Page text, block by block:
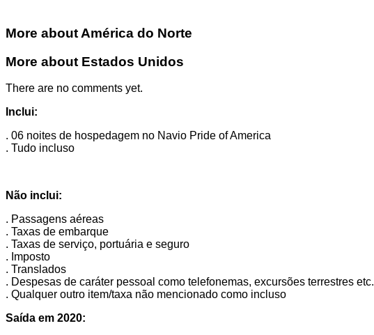
More about América do Norte
More about Estados Unidos
There are no comments yet.
Inclui:
. 06 noites de hospedagem no Navio Pride of America
. Tudo incluso
Não inclui:
. Passagens aéreas
. Taxas de embarque
. Taxas de serviço, portuária e seguro
. Imposto
. Translados
. Despesas de caráter pessoal como telefonemas, excursões terrestres etc.
. Qualquer outro item/taxa não mencionado como incluso
Saída em 2020: